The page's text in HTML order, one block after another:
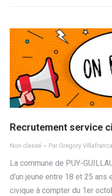
Recrutement service
Non classé Par Gregory Villafranca
La commune de PUY-
d’un jeune entre 18 et 25
civique à compter du 1er